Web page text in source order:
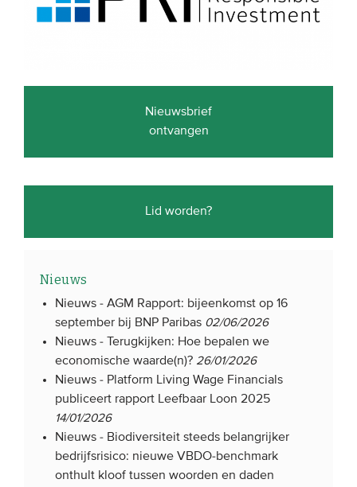
Kennisdeling
UITGEBREID ZOEKEN
Nieuwsbrief
ontvangen
Lid worden?
Nieuws
Nieuws -AGM Rapport: bijeenkomst op 16
september bij BNP Paribas 02/06/2026
Nieuws -
Terugkijken: Hoe bepalen we
economische waarde(n)? 26/01/2026
Nieuws - Platform Living Wage Financials
publiceert rapport Leefbaar Loon 2025
14/01/2026
Nieuws - Biodiversiteit steeds belangrijker
bedrijfsrisico: nieuwe VBDO-benchmark
onthult kloof tussen woorden en daden